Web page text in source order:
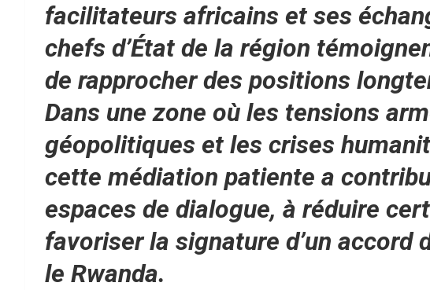
facilitateurs africains et ses
chefs d’État de la région
de rapprocher des positions
Dans une zone où les tensions
géopolitiques et les crises
cette médiation patiente a
espaces de dialogue, à réduire
favoriser la signature d’un accord
le Rwanda.